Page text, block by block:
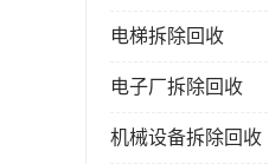
电梯拆除回收
电子厂拆除回收
机械设备拆除回收